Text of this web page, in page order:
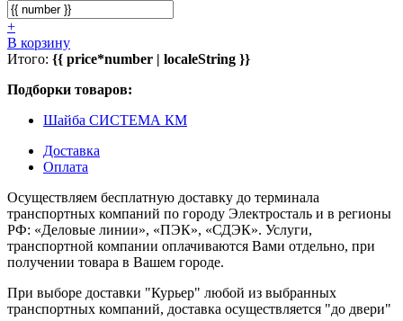
+
В корзину
Итого: {{ price*number | localeString }}
Подборки товаров:
Шайба СИСТЕМА КМ
Доставка
Оплата
Осуществляем бесплатную доставку до терминала
транспортных компаний по городу Электросталь и в регионы
РФ: «Деловые линии», «ПЭК», «СДЭК». Услуги,
транспортной компании оплачиваются Вами отдельно, при
получении товара в Вашем городе.
При выборе доставки "Курьер" любой из выбранных
транспортных компаний, доставка осуществляется "до двери"